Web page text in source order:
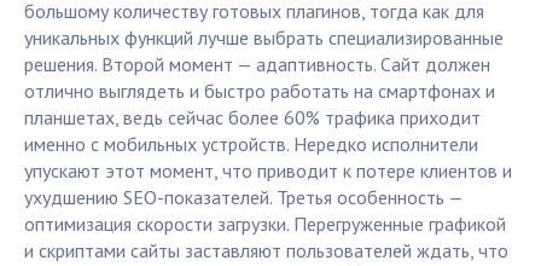
большому количеству готовых плагинов, тогда как для
уникальных функций лучше выбрать специализированные
решения. Второй момент — адаптивность. Сайт должен
отлично выглядеть и быстро работать на смартфонах и
планшетах, ведь сейчас более 60% трафика приходит
именно с мобильных устройств. Нередко исполнители
упускают этот момент, что приводит к потере клиентов и
ухудшению SEO-показателей. Третья особенность —
оптимизация скорости загрузки. Перегруженные графикой
и скриптами сайты заставляют пользователей ждать, что